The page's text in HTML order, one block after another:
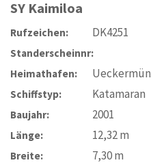
SY Kaimiloa
Rufzeichen: DK4251
Standerscheinnr:
Heimathafen:
Schiffstyp: Katamaran
Baujahr: 2001
Länge: 12,32m
Breite: 7,30m